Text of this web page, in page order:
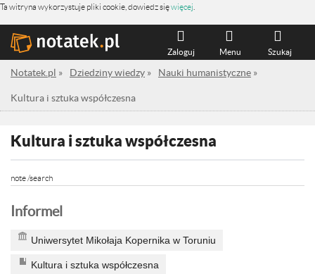
Ta witryna wykorzystuje pliki cookie, dowiedz sięwięcej
Szukaj
Menu
Zaloguj
Notatek.pl » Dziedziny wiedzy » Nauki humanistyczne »
Kultura i sztuka współczesna
Kultura i sztuka współczesna
note /search
Informel
Uniwersytet Mikołaja Kopernika w Toruniu
Kultura i sztuka współczesna